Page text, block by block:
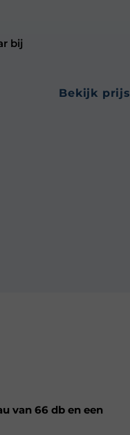
bij
bekijk prijs
van 66 db en een